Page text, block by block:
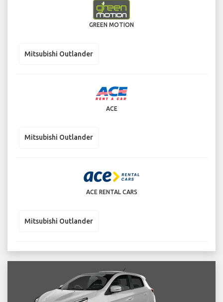
GREEN MOTION
Mitsubishi Outlander
ACE
Mitsubishi Outlander
ACE RENTAL CARS
Mitsubishi Outlander